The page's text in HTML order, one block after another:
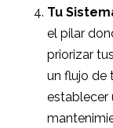
Tu
el pilar
priorizar
un flujo de
establecer